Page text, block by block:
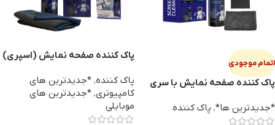
اتمام موجودی
پاک کننده صفحه نمایش با سری
*جدیدترین ها*, پاک کننده
پاک کننده صفحه نمایش (اسپری)
پاک کننده, *جدیدترین های
کامپیوتری, *جدیدترین های
موبایلی